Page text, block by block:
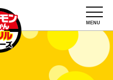
MENU